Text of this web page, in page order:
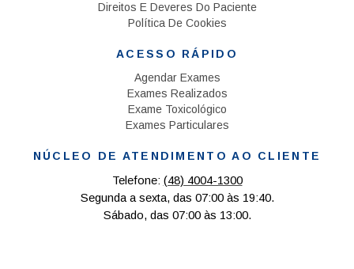
Direitos E Deveres Do Paciente
Política De Cookies
ACESSO RÁPIDO
Agendar Exames
Exames Realizados
Exame Toxicológico
Exames Particulares
NÚCLEO DE ATENDIMENTO AO CLIENTE
Telefone: (48) 4004-1300
Segunda a sexta, das 07:00 às 19:40.
Sábado, das 07:00 às 13:00.